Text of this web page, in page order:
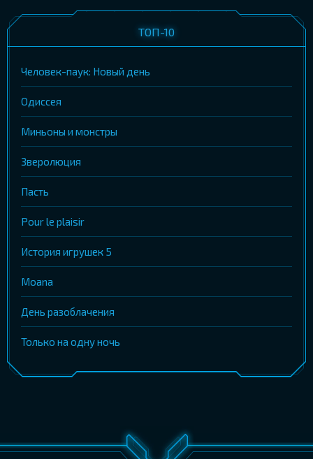
ТОП-10
Человек-паук: Новый день
Одиссея
Миньоны и монстры
Зверолюция
Пасть
Pour le plaisir
История игрушек 5
Moana
День разоблачения
Только на одну ночь